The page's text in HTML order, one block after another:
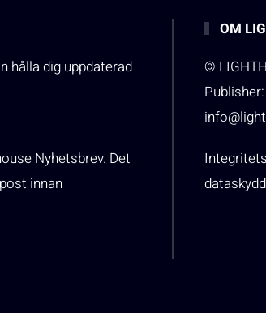
hålla dig uppdaterad
Nyhetsbrev. Det
innan
OM
©